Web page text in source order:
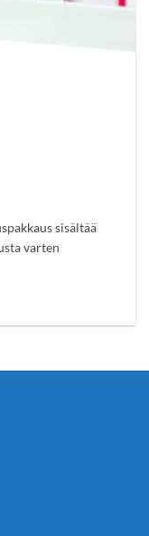
sisältää
varten